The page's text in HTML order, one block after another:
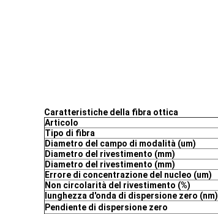
Caratteristiche della fibra ottica
Articolo
Tipo di fibra
Diametro del campo di modalità (um)
Diametro del rivestimento (mm)
Diametro del rivestimento (mm)
Errore di concentrazione del nucleo (um)
Non circolarità del rivestimento (%)
lunghezza d'onda di dispersione zero (nm)
Pendiente di dispersione zero